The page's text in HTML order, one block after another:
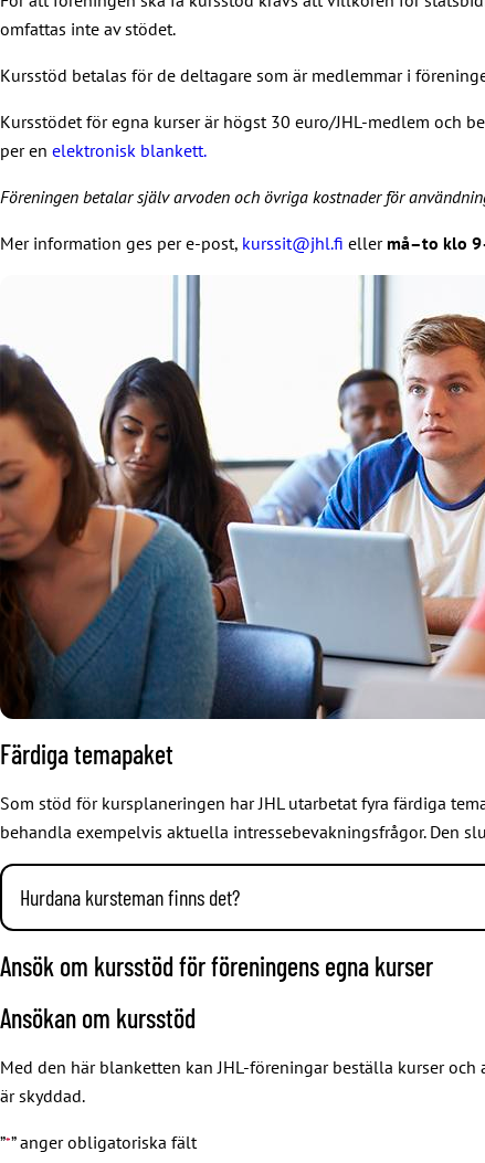
omfattas inte av stödet.
Kursstöd betalas för de deltagare som är medlemmar i
Kursstödet för egna kurser är högst 30 euro/JHL-medlem och
per en elektronisk blankett.
Föreningen betalar själv arvoden och övriga kostnader för
Mer information ges per e-post, kurssit@jhl.fi ellermå–to klo
Färdiga temapaket
Som stöd för kursplaneringen har JHL utarbetat fyra färdiga
behandla exempelvis aktuella intressebevakningsfrågor. Den
Hurdana kursteman finns det?
Föreningens grunduppgift. Varför finns föreningen till?
Föreningslagen, stadgar och mötesteknik – grunden för en
Introduktion till organiseringsarbete, facklig organisering och
Föreningens roll på arbetsplatsen.
Ansök om kursstöd för föreningens egna kurser
Ansökan om kursstöd
Med den här blanketten kan JHL-föreningar beställa kurser
är skyddad.
”*” anger obligatoriska fält